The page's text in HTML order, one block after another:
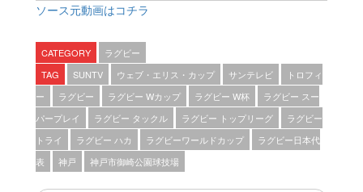
ソース元動画はコチラ
CATEGORY
ラグビー
TAG
SUNTV ウェブ・エリス・カップ サンテレビ
トロフィ
ー
ラグビー ラグビー Wカップ ラグビー W杯
ラグビー スー
パープレイ
ラグビー タックル ラグビー トップリーグ
ラグビー
トライ
ラグビー ハカ ラグビーワールドカップ
ラグビー日本代
表
神戸 神戸市御崎公園球技場